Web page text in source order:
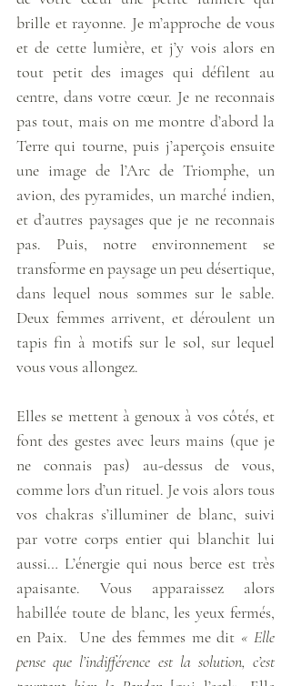
brille et rayonne. Je m’approche de vous
et de cette lumière, et j’y vois alors en
tout petit des images qui défilent au
centre, dans votre cœur. Je ne reconnais
pas tout, mais on me montre d’abord la
Terre qui tourne, puis j’aperçois ensuite
une image de l’Arc de Triomphe, un
avion, des pyramides, un marché indien,
et d’autres paysages que je ne reconnais
pas. Puis, notre environnement se
transforme en paysage un peu désertique,
dans lequel nous sommes sur le sable.
Deux femmes arrivent, et déroulent un
tapis fin à motifs sur le sol, sur lequel
vous vous allongez.
Elles se mettent à genoux à vos côtés, et
font des gestes avec leurs mains (que je
ne connais pas) au-dessus de vous,
comme lors d’un rituel. Je vois alors tous
vos chakras s’illuminer de blanc, suivi
par votre corps entier qui blanchit lui
aussi… L’énergie qui nous berce est très
apaisante. Vous apparaissez alors
habillée toute de blanc, les yeux fermés,
en Paix.  Une des femmes me dit « Elle
pense que l’indifférence est la solution, c’est